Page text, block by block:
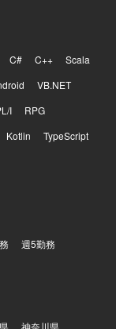
C# C++
Scala
VB.NET
I
RPG
Kotlin
TypeScript
週5勤務
神奈川県